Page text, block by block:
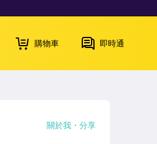
購物車 即時通
關於我 分享